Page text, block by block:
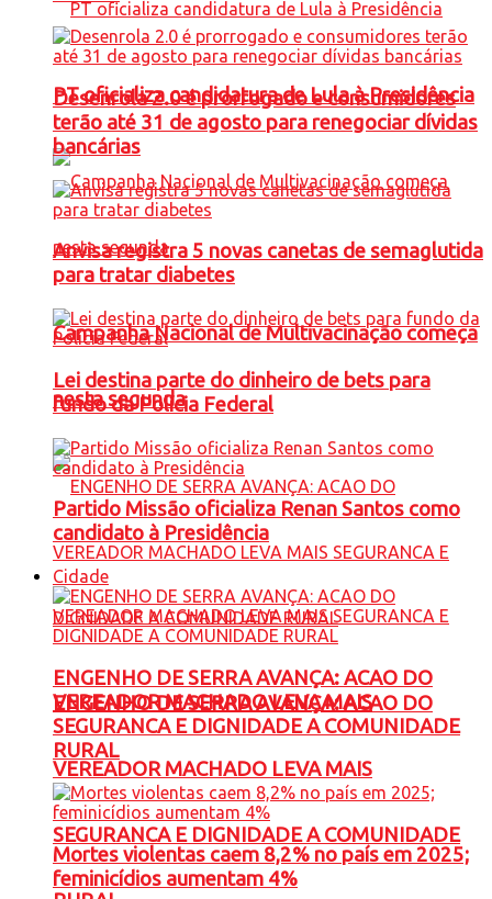
PT oficializa candidatura de Lula à Presidência
Campanha Nacional de Multivacinação começa
nesta segunda
ENGENHO DE SERRA AVANÇA: ACAO DO
VEREADOR MACHADO LEVA MAIS
SEGURANCA E DIGNIDADE A COMUNIDADE
Desenrola 2.0 é prorrogado e consumidores
terão até 31 de agosto para renegociar dívidas
bancárias
Anvisa registra 5 novas canetas de semaglutida
para tratar diabetes
Lei destina parte do dinheiro de bets para
fundo da Polícia Federal
Partido Missão oficializa Renan Santos como
candidato à Presidência
Cidade
ENGENHO DE SERRA AVANÇA: ACAO DO
VEREADOR MACHADO LEVA MAIS
SEGURANCA E DIGNIDADE A COMUNIDADE
RURAL
Mortes violentas caem 8,2% no país em 2025;
feminicídios aumentam 4%